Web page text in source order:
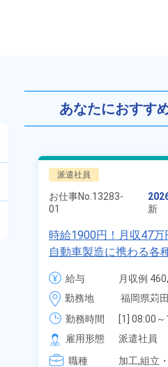
あなたにおすす
派遣社員
お仕事No. 13283-
01
新
時給1900円！月収47万
自動車製造に携わる各
代～40代の男女活躍中
ム寮無料！マイカー通
駐車場あり！赴任旅費
社員食堂あり！日払い
休み！特別賞与90万円
岡県京都郡苅田町》
給与
月収例
480,000円
時給 1,900
勤務地
福岡県苅
勤務時間
[1] 08:00
[2] 20:00～
[3] 06:30～
[4] 14:30
雇用形態
派遣社員
職種
加工,組立